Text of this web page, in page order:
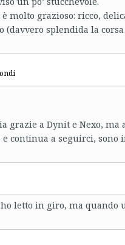
molto grazioso: ricco,
splendida la
a Dynit e Nexo, ma
continua a seguirci,
letto in giro, ma quando